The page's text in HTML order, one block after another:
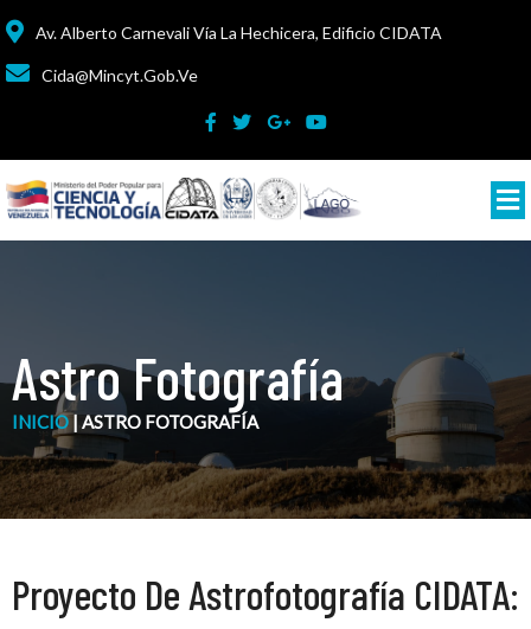
Av. Alberto Carnevali Vía La Hechicera, Edificio CIDATA
Cida@mincyt.gob.ve
Astro Fotografía
INICIO|ASTRO FOTOGRAFÍA
Proyecto De Astrofotografía CIDATA: